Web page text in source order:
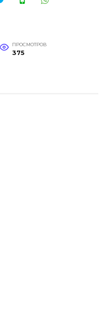
ПРОСМОТРОВ
375